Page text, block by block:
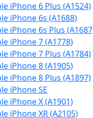
iPhone 6 Plus (A1524)
iPhone 6s (A1688)
iPhone 6s Plus
iPhone 7 (A1778)
iPhone 7 Plus (A1784)
iPhone 8 (A1905)
iPhone 8 Plus (A1897)
iPhone SE
iPhone X (A1901)
iPhone XR (A2105)